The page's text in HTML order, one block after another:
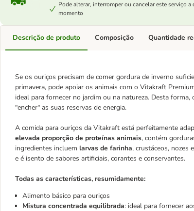
Pode alterar, interromper ou cancelar este serviço a
momento
Descrição de produto
Se os ouriços precisam de comer gordura de inverno
primavera, pode apoiar os animais com o Vitakraft
ideal para fornecer no jardim ou na natureza. Desta
"encher" as suas reservas de energia.
A comida para ouriços da Vitakraft está perfeitamente
elevada proporção de proteínas animais, contém
ingredientes incluem larvas de farinha, crustáceos, nozes
e é isento de sabores artificiais, corantes e conservantes.
Todas as características, resumidamente:
Alimento básico para ouriços
Mistura concentrada equilibrada: ideal para fornecer
Composição Quantidade